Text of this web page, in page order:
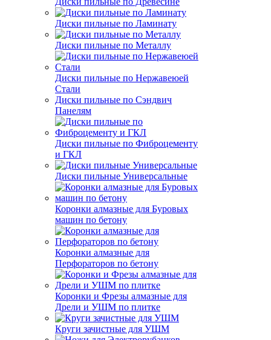
Диски пильные по Ламинату
Диски пильные по Металлу
Диски пильные по Нержавеюей
Стали
Диски пильные по Сэндвич
Панелям
Диски пильные по Фиброцементу
и ГКЛ
Диски пильные Универсальные
Коронки алмазные для Буровых
машин по бетону
Коронки алмазные для
Перфораторов по бетону
Коронки и Фрезы алмазные для
Дрели и УШМ по плитке
Круги зачистные для УШМ